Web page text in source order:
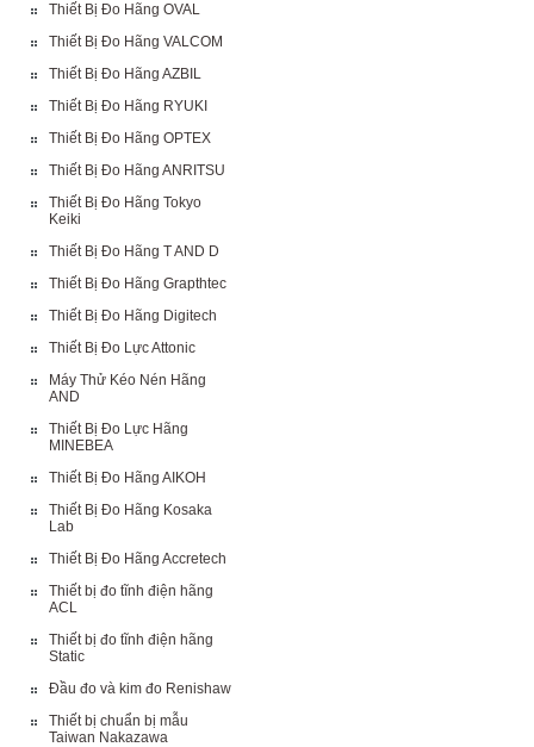
Thiết Bị Đo Hãng OVAL
Thiết Bị Đo Hãng VALCOM
Thiết Bị Đo Hãng AZBIL
Thiết Bị Đo Hãng RYUKI
Thiết Bị Đo Hãng OPTEX
Thiết Bị Đo Hãng ANRITSU
Thiết Bị Đo Hãng Tokyo
Keiki
Thiết Bị Đo Hãng T AND D
Thiết Bị Đo Hãng Grapthtec
Thiết Bị Đo Hãng Digitech
Thiết Bị Đo Lực Attonic
Máy Thử Kéo Nén Hãng
AND
Thiết Bị Đo Lực Hãng
MINEBEA
Thiết Bị Đo Hãng AIKOH
Thiết Bị Đo Hãng Kosaka
Lab
Thiết Bị Đo Hãng Accretech
Thiết bị đo tĩnh điện hãng
ACL
Thiết bị đo tĩnh điện hãng
Static
Đầu đo và kim đo Renishaw
Thiết bị chuẩn bị mẫu
Taiwan Nakazawa